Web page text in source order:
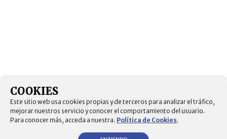
COOKIES
Este sitio web usa cookies propias y de terceros para analizar el tráfico,
mejorar nuestros servicio y conocer el comportamiento del usuario.
Para conocer más, acceda a nuestra. Política de Cookies.